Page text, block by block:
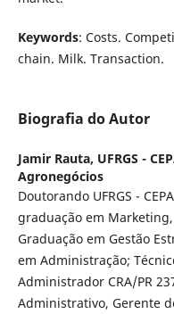
Keywords: Costs.
chain. Milk. Transaction.
Biografia do Autor
Jamir Rauta, UFRGS -
Agronegócios
Doutorando UFRGS -
graduação em
Graduação em Gestão
em Administração;
Administrador CRA/PR
Administrativo, Gerente